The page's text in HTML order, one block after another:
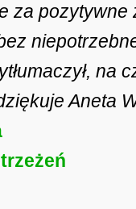
za pozytywne
na
Aneta